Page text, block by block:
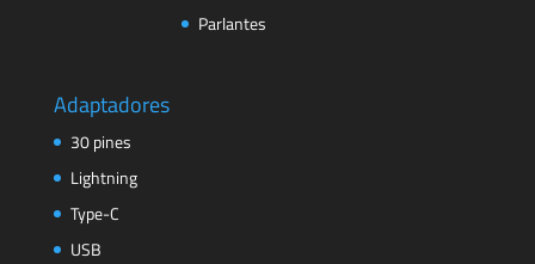
Parlantes
Adaptadores
30 pines
Lightning
Type-C
USB